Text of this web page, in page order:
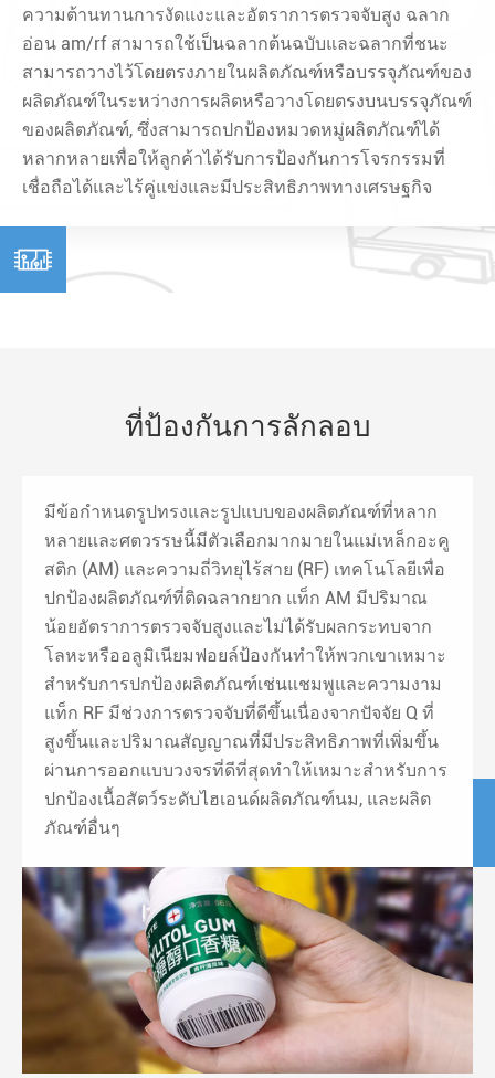
ความต้านทานการงัดแงะและอัตราการตรวจจับสูง ฉลาก
อ่อน am/rf สามารถใช้เป็นฉลากต้นฉบับและฉลากที่ชนะ
สามารถวางไว้โดยตรงภายในผลิตภัณฑ์หรือบรรจุภัณฑ์ของ
ผลิตภัณฑ์ในระหว่างการผลิตหรือวางโดยตรงบนบรรจุภัณฑ์
ของผลิตภัณฑ์, ซึ่งสามารถปกป้องหมวดหมู่ผลิตภัณฑ์ได้
หลากหลายเพื่อให้ลูกค้าได้รับการป้องกันการโจรกรรมที่
เชื่อถือได้และไร้คู่แข่งและมีประสิทธิภาพทางเศรษฐกิจ

ที่ป้องกันการลักลอบ
มีข้อกำหนดรูปทรงและรูปแบบของผลิตภัณฑ์ที่หลาก
หลายและศตวรรษนี้มีตัวเลือกมากมายในแม่เหล็กอะคู
สติก (AM) และความถี่วิทยุไร้สาย (RF) เทคโนโลยีเพื่อ
ปกป้องผลิตภัณฑ์ที่ติดฉลากยาก แท็ก AM มีปริมาณ
น้อยอัตราการตรวจจับสูงและไม่ได้รับผลกระทบจาก
โลหะหรืออลูมิเนียมฟอยล์ป้องกันทำให้พวกเขาเหมาะ
สำหรับการปกป้องผลิตภัณฑ์เช่นแชมพูและความงาม
แท็ก RF มีช่วงการตรวจจับที่ดีขึ้นเนื่องจากปัจจัย Q ที่
สูงขึ้นและปริมาณสัญญาณที่มีประสิทธิภาพที่เพิ่มขึ้น
ผ่านการออกแบบวงจรที่ดีที่สุดทำให้เหมาะสำหรับการ
ปกป้องเนื้อสัตว์ระดับไฮเอนด์ผลิตภัณฑ์นม, และผลิต
ภัณฑ์อื่นๆ